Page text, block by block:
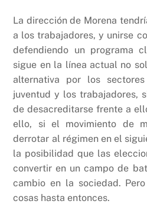
La dirección de Morena
a los trabajadores, y unirse
defendiendo un programa
sigue en la línea actual no
alternativa por los
juventud y los trabajadores,
de desacreditarse frente a
ello, si el movimiento de
derrotar al régimen en el
la posibilidad que las
convertir en un campo de
cambio en la sociedad.
cosas hasta entonces.